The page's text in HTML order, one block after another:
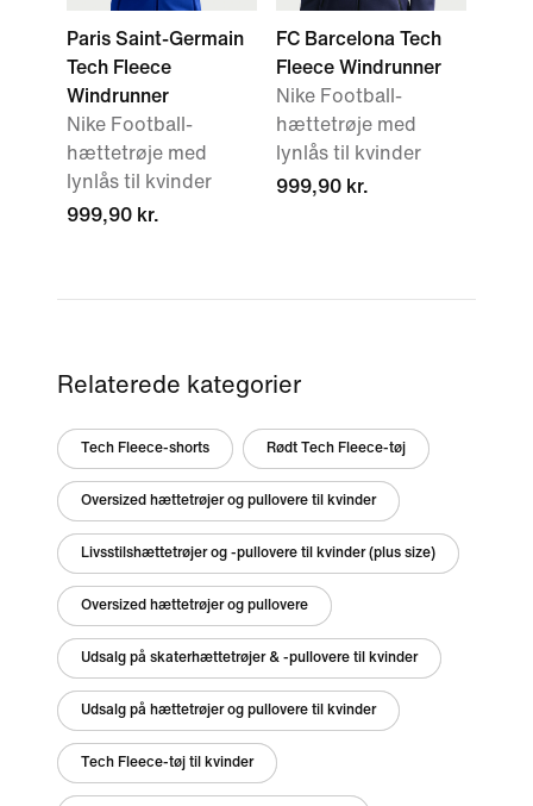
Paris Saint-Germain
Tech Fleece
Windrunner
Nike Football-
hættetrøje med
lynlås til kvinder
999,90 kr.
FC Barcelona Tech
Fleece Windrunner
Nike Football-
hættetrøje med
lynlås til kvinder
999,90 kr.
Relaterede kategorier
Tech Fleece-shorts Rødt Tech Fleece-tøj
Oversized hættetrøjer og pullovere til kvinder
Livsstilshættetrøjer og -pullovere til kvinder (plus size)
Oversized hættetrøjer og pullovere
Udsalg på skaterhættetrøjer & -pullovere til kvinder
Udsalg på hættetrøjer og pullovere til kvinder
Tech Fleece-tøj til kvinder